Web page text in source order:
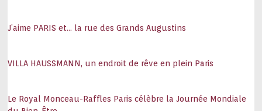
J’aime PARIS et… la rue des Grands Augustins
VILLA HAUSSMANN, un endroit de rêve en plein Paris
Le Royal Monceau-Raffles Paris célèbre la Journée Mondiale